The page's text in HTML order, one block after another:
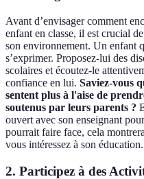
Avant d’envisager comment
enfant en classe, il est crucial de
son environnement. Un enfant
s’exprimer. Proposez-lui des
scolaires et écoutez-le
confiance en lui. Saviez-vous
sentent plus à l'aise de
soutenus par leurs parents ?
ouvert avec son enseignant
pourrait faire face, cela
vous intéressez à son éducation.
2. Participez à des